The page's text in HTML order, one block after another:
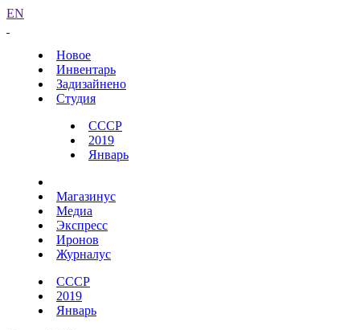
EN
Новое
Инвентарь
Задизайнено
Студия
СССР
2019
Январь
Магазинус
Медиа
Экспресс
Иронов
Журналус
СССР
2019
Январь